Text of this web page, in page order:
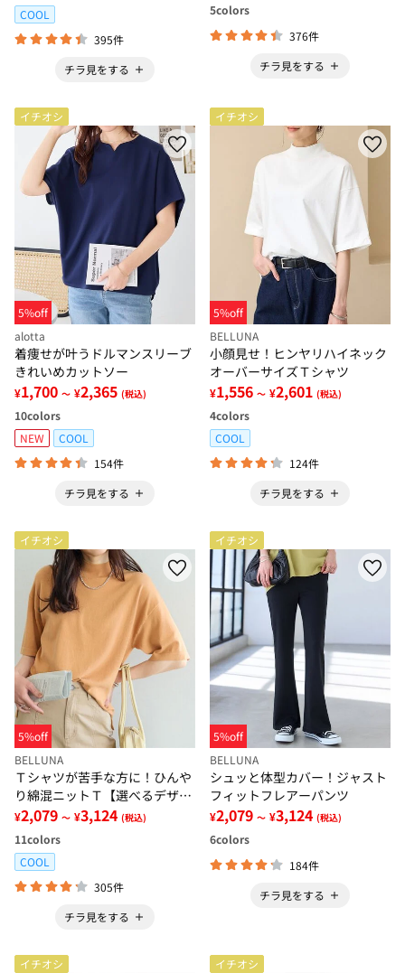
COOL
395件
チラ見をする
5colors
376件
チラ見をする
イチオシ
5%off
alotta
着痩せが叶うドルマンスリーブ
きれいめカットソー
¥1,700 ～ ¥2,365 (税込)
10colors
NEW
COOL
154件
チラ見をする
イチオシ
5%off
BELLUNA
小顔見せ！ヒンヤリハイネック
オーバーサイズＴシャツ
¥1,556 ～ ¥2,601 (税込)
4colors
COOL
124件
チラ見をする
イチオシ
5%off
BELLUNA
Ｔシャツが苦手な方に！ひんや
り綿混ニットＴ【選べるデザイ
ン】
¥2,079 ～ ¥3,124 (税込)
11colors
COOL
305件
チラ見をする
イチオシ
5%off
BELLUNA
シュッと体型カバー！ジャスト
フィットフレアーパンツ
¥2,079 ～ ¥3,124 (税込)
6colors
184件
チラ見をする
イチオシ イチオシ